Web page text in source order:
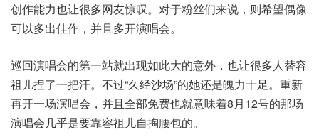
创作能力也让很多网友惊叹。对于粉丝们来说，则希望偶像
可以多出佳作，并且多开演唱会。
巡回演唱会的第一站就出现如此大的意外，也让很多人替容
祖儿捏了一把汗。不过“久经沙场”的她还是魄力十足。重新
再开一场演唱会，并且全部免费也就意味着8月12号的那场
演唱会几乎是要靠容祖儿自掏腰包的。